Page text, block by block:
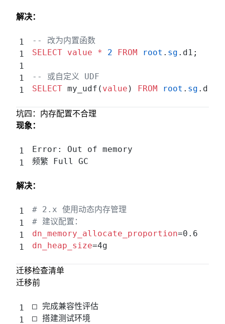
解决：
-- 改为内置函数
SELECT value * 2 FROM root . sg .d1;
-- 或自定义 UDF
SELECT my_udf( value ) FROM root . sg .d1;
坑四：内存配置不合理
现象：
Error: Out of memory
频繁 Full GC
解决：
# 2.x 使用动态内存管理
# 建议配置：
dn_memory_allocate_proportion=0.6
dn_heap_size=4g
迁移检查清单
迁移前
□ 完成兼容性评估
□ 搭建测试环境